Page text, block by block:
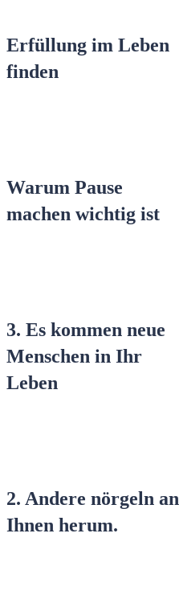
Erfüllung im Leben
finden
Warum Pause
machen wichtig ist
3. Es kommen neue
Menschen in Ihr
Leben
2. Andere nörgeln an
Ihnen herum.